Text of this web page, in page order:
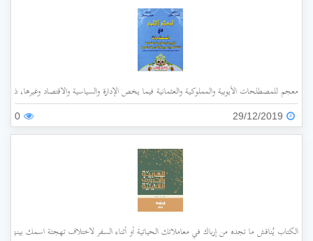
معجم للمصطلحات الأيوبية والمملوكية والعثمانية فيما يخص الإدارة والسياسية والاقتصاد وغيرها، ذات
29/12/2019
0
الكتاب يُناقش ما تجده من إرباك في معاملاتك الحياتية أو أثناء السفر لاختلاف تهجئة اسمك بينها